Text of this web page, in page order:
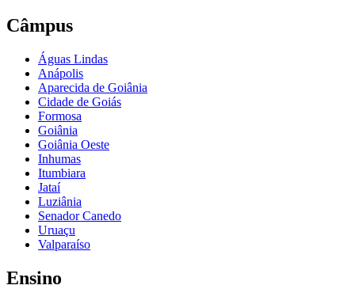
Câmpus
Águas Lindas
Anápolis
Aparecida de Goiânia
Cidade de Goiás
Formosa
Goiânia
Goiânia Oeste
Inhumas
Itumbiara
Jataí
Luziânia
Senador Canedo
Uruaçu
Valparaíso
Ensino